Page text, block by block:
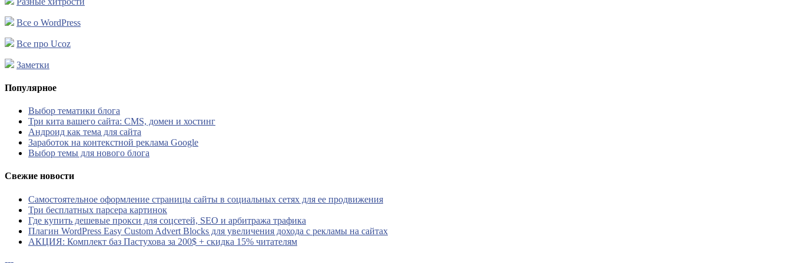
Все о WordPress
Все про Ucoz
Заметки
Популярное
Выбор тематики блога
Три кита вашего сайта: CMS, домен и хостинг
Андроид как тема для сайта
Заработок на контекстной реклама Google
Выбор темы для нового блога
Свежие новости
Самостоятельное оформление страницы сайты в социальных сетях для ее продвижения
Три бесплатных парсера картинок
Где купить дешевые прокси для соцсетей, SEO и арбитража трафика
Плагин WordPress Easy Custom Advert Blocks для увеличения дохода с рекламы на сайтах
АКЦИЯ: Комплект баз Пастухова за 200$ + скидка 15% читателям